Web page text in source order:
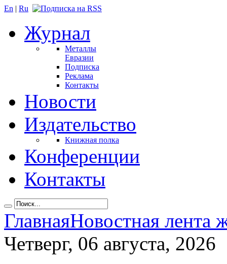
En | Ru
Журнал
Металлы
Евразии
Подписка
Реклама
Контакты
Новости
Издательство
Книжная полка
Конференции
Контакты
ГлавнаяНовостная лента
Четверг, 06 августа, 2026